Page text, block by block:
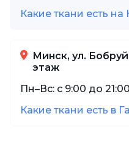
Какие ткани есть на
Минск, ул.
этаж
Пн–Вс: с 9:00 до 21:00
Какие ткани есть в